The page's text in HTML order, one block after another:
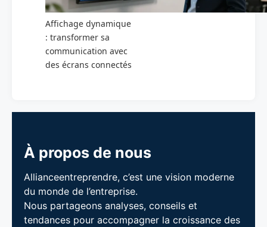
Affichage dynamique
: transformer sa
communication avec
des écrans connectés
À propos de nous
Allianceentreprendre, c’est une vision moderne
du monde de l’entreprise.
Nous partageons analyses, conseils et
tendances pour accompagner la croissance des